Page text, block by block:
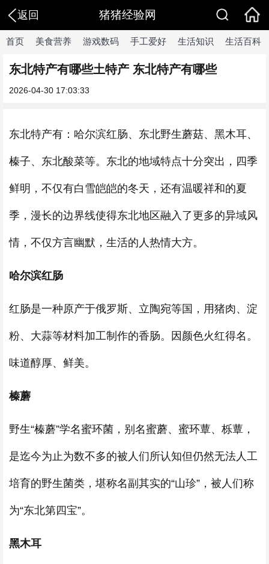
返回 猪猪经验网
首页 美食营养 游戏数码 手工爱好 生活知识 生活百科
东北特产有哪些土特产 东北特产有哪些
2026-04-30 17:03:33
东北特产有：哈尔滨红肠、东北野生蘑菇、黑木耳、
榛子、东北酸菜等。东北的地域特点十分突出，四季
鲜明，不仅有白雪皑皑的冬天，还有温暖祥和的夏
季，漫长的边界线使得东北地区融入了更多的异域风
情，不仅方言幽默，生活的人热情大方。
哈尔滨红肠
红肠是一种原产于俄罗斯、立陶宛等国，用猪肉、淀
粉、大蒜等材料加工制作的香肠。因颜色火红得名。
味道醇厚、鲜美。
榛蘑
野生“榛蘑”学名蜜环菌，别名蜜蘑、蜜环蕈、栎蕈，
是迄今为止为数不多的被人们所认知但仍然无法人工
培育的野生菌类，堪称名副其实的“山珍”，被人们称
为“东北第四宝”。
黑木耳